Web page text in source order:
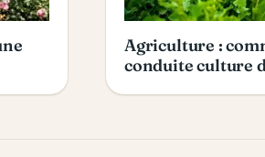
Agriculture :
conduite culture